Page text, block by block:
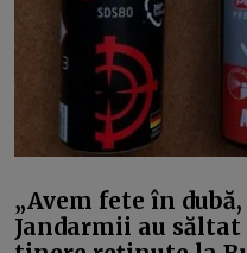
„Avem fete în
Jandarmii au